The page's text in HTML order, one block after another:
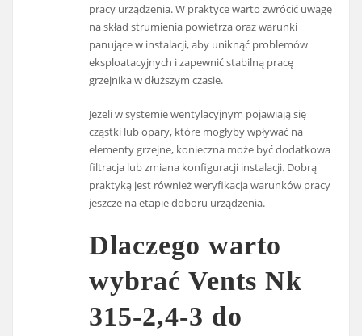
pracy urządzenia. W praktyce warto zwrócić uwagę
na skład strumienia powietrza oraz warunki
panujące w instalacji, aby uniknąć problemów
eksploatacyjnych i zapewnić stabilną pracę
grzejnika w dłuższym czasie.
Jeżeli w systemie wentylacyjnym pojawiają się
cząstki lub opary, które mogłyby wpływać na
elementy grzejne, konieczna może być dodatkowa
filtracja lub zmiana konfiguracji instalacji. Dobrą
praktyką jest również weryfikacja warunków pracy
jeszcze na etapie doboru urządzenia.
Dlaczego warto
wybrać Vents Nk
315-2,4-3 do